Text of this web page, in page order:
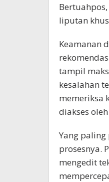
liputan
Keamanan
tampil
kesalahan
memeriksa
diakses
Yang
prosesnya.
mengedit